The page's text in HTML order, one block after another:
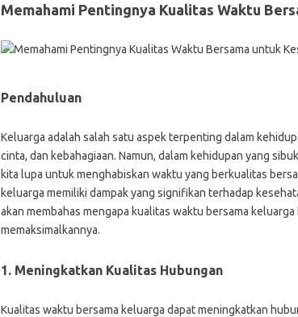
Memahami Pentingnya Kualitas Waktu
Pendahuluan
Keluarga adalah salah satu aspek terpenting dalam
cinta, dan kebahagiaan. Namun, dalam kehidupan yang
kita lupa untuk menghabiskan waktu yang berkualitas
keluarga memiliki dampak yang signifikan terhadap
akan membahas mengapa kualitas waktu bersama
memaksimalkannya.
1. Meningkatkan Kualitas Hubungan
Kualitas waktu bersama keluarga dapat meningkatkan